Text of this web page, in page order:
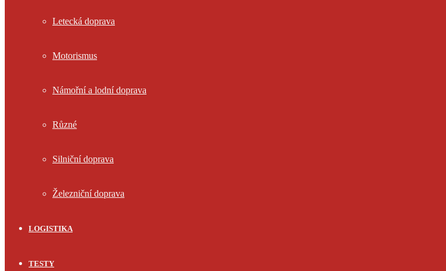
Letecká doprava
Motorismus
Námořní a lodní doprava
Různé
Silniční doprava
Železniční doprava
LOGISTIKA
TESTY